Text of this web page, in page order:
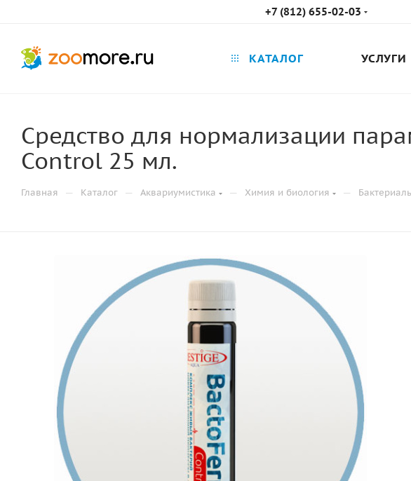
+7 (812) 655-02-03
КАТАЛОГ УСЛУГИ
Средство для нормализации
Control 25 мл.
Главная — Каталог — Аквариумистика — Химия и биология —